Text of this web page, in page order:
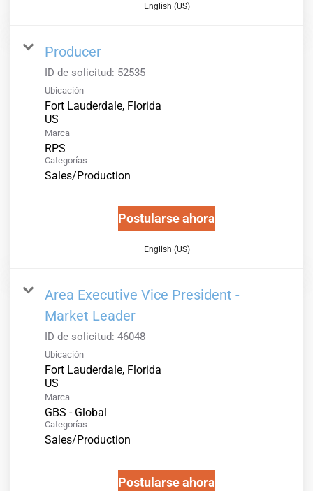
English (US)
Producer
ID de solicitud: 52535
Ubicación
Fort Lauderdale, Florida
Marca
RPS
Categorías
Sales/Production
Postularse ahora
English (US)
Area Executive Vice President -
Market Leader
ID de solicitud: 46048
Ubicación
Fort Lauderdale, Florida
Marca
GBS - Global
Categorías
Sales/Production
Postularse ahora